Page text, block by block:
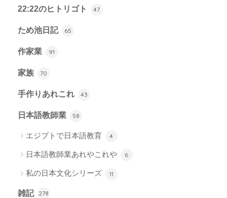
22:22のヒトリゴト 47
ため池日記 65
作家業 91
家族 70
手作りあれこれ 43
日本語教師業 58
エジプトで日本語教育 4
日本語教師業あれやこれや 6
私の日本文化シリーズ 11
雑記 278